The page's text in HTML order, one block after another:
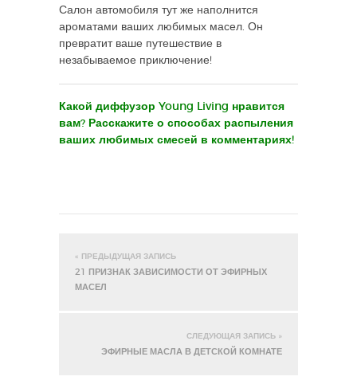
Салон автомобиля тут же наполнится
ароматами ваших любимых масел. Он
превратит ваше путешествие в
незабываемое приключение!
Какой диффузор Young Living нравится
вам? Расскажите о способах распыления
ваших любимых смесей в комментариях!
« ПРЕДЫДУЩАЯ ЗАПИСЬ
21 ПРИЗНАК ЗАВИСИМОСТИ ОТ ЭФИРНЫХ
МАСЕЛ
СЛЕДУЮЩАЯ ЗАПИСЬ »
ЭФИРНЫЕ МАСЛА В ДЕТСКОЙ КОМНАТЕ